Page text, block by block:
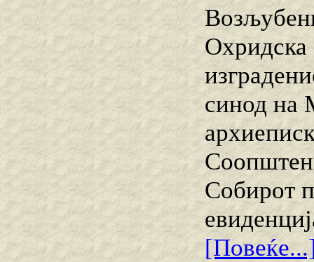
Охридска
синод на
Собирот